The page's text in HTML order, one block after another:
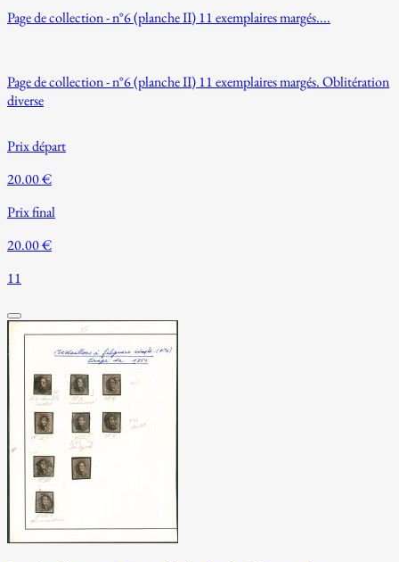
Page de collection - n°6 (planche II) 11 exemplaires margés....
Page de collection - n°6 (planche II) 11 exemplaires margés. Oblitération
diverse
Prix départ
20.00 €
Prix final
20.00 €
11